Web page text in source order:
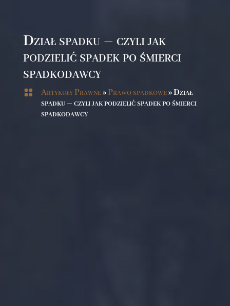
Dział spadku – czyli jak
podzielić spadek po śmierci
spadkodawcy
 Artykuły Prawne»Prawo spadkowe»Dział
spadku – czyli jak podzielić spadek po śmierci
spadkodawcy